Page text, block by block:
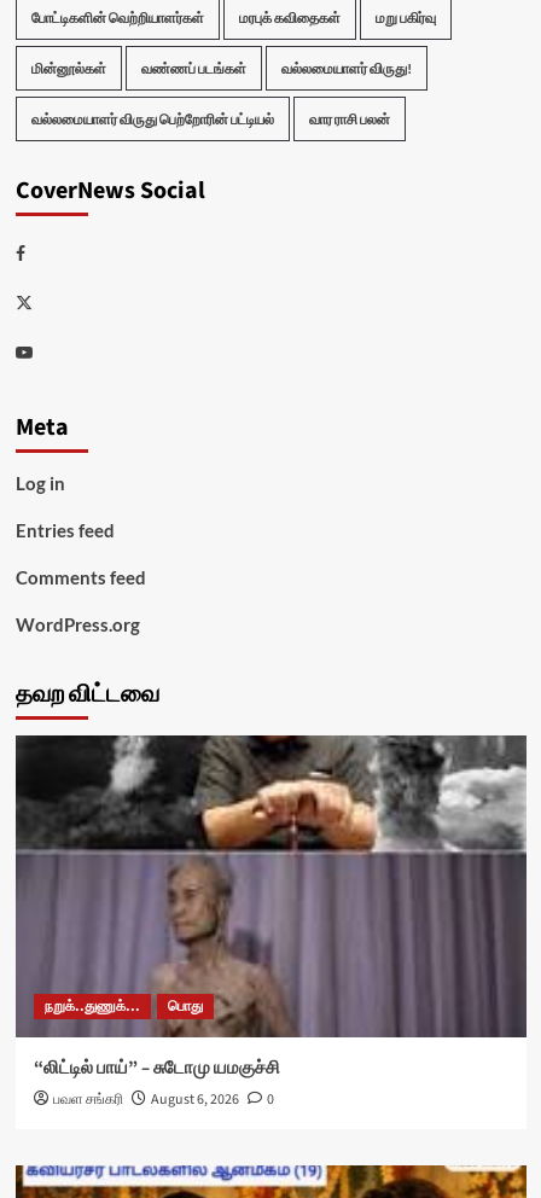
போட்டிகளின் வெற்றியாளர்கள் மரபுக் கவிதைகள் மறு பகிர்வு
மின்னூல்கள் வண்ணப் படங்கள் வல்லமையாளர் விருது!
வல்லமையாளர் விருது பெற்றோரின் பட்டியல் வார ராசி பலன்
CoverNews Social
Facebook
Twitter
Youtube
Meta
Log in
Entries feed
Comments feed
WordPress.org
தவற விட்டவை
நறுக்..துணுக்... பொது
“லிட்டில் பாய்” – சுடோமு யமகுச்சி
பவள சங்கரி August 6, 2026 0